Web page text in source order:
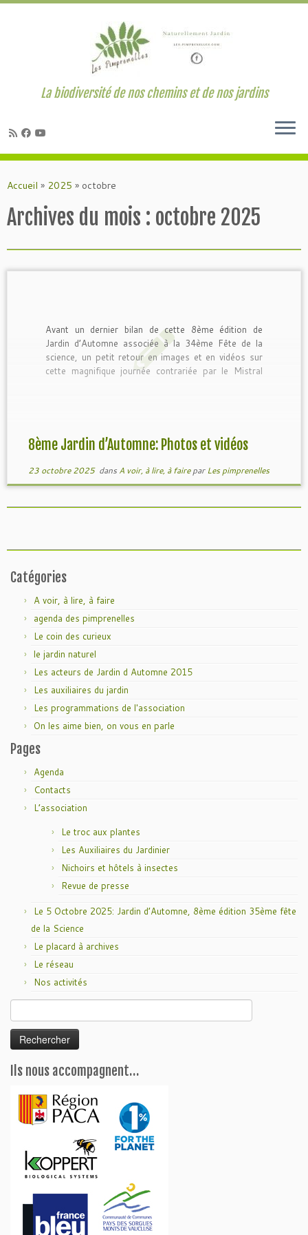
au
La biodiversité de nos chemins et de nos jardins
Accueil » 2025 » octobre
Archives du mois : octobre 2025
Avant un dernier bilan de cette 8ème édition de
Jardin d’Automne associée à la 34ème Fête de la
science, un petit retour en images et en vidéos sur
cette magnifique journée contrariée par le Mistral
8ème Jardin d’Automne: Photos et vidéos
23 octobre 2025dans A voir, à lire, à faireparLes pimprenelles
Catégories
A voir, à lire, à faire
agenda des pimprenelles
Le coin des curieux
le jardin naturel
Les acteurs de Jardin d Automne 2015
Les auxiliaires du jardin
Les programmations de l'association
On les aime bien, on vous en parle
Pages
Agenda
Contacts
L’association
Le troc aux plantes
Les Auxiliaires du Jardinier
Nichoirs et hôtels à insectes
Revue de presse
Le 5 Octobre 2025: Jardin d’Automne, 8ème édition 35ème fête
de la Science
Le placard à archives
Le réseau
Nos activités
Ils nous accompagnent…